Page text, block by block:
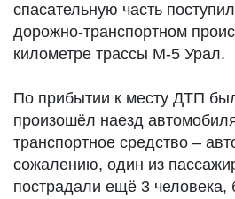
спасательную часть
дорожно-транспортном
километре трассы М-5 Урал.
По прибытии к месту ДТП
произошёл наезд
транспортное средство –
сожалению, один из
пострадали ещё 3 человека,